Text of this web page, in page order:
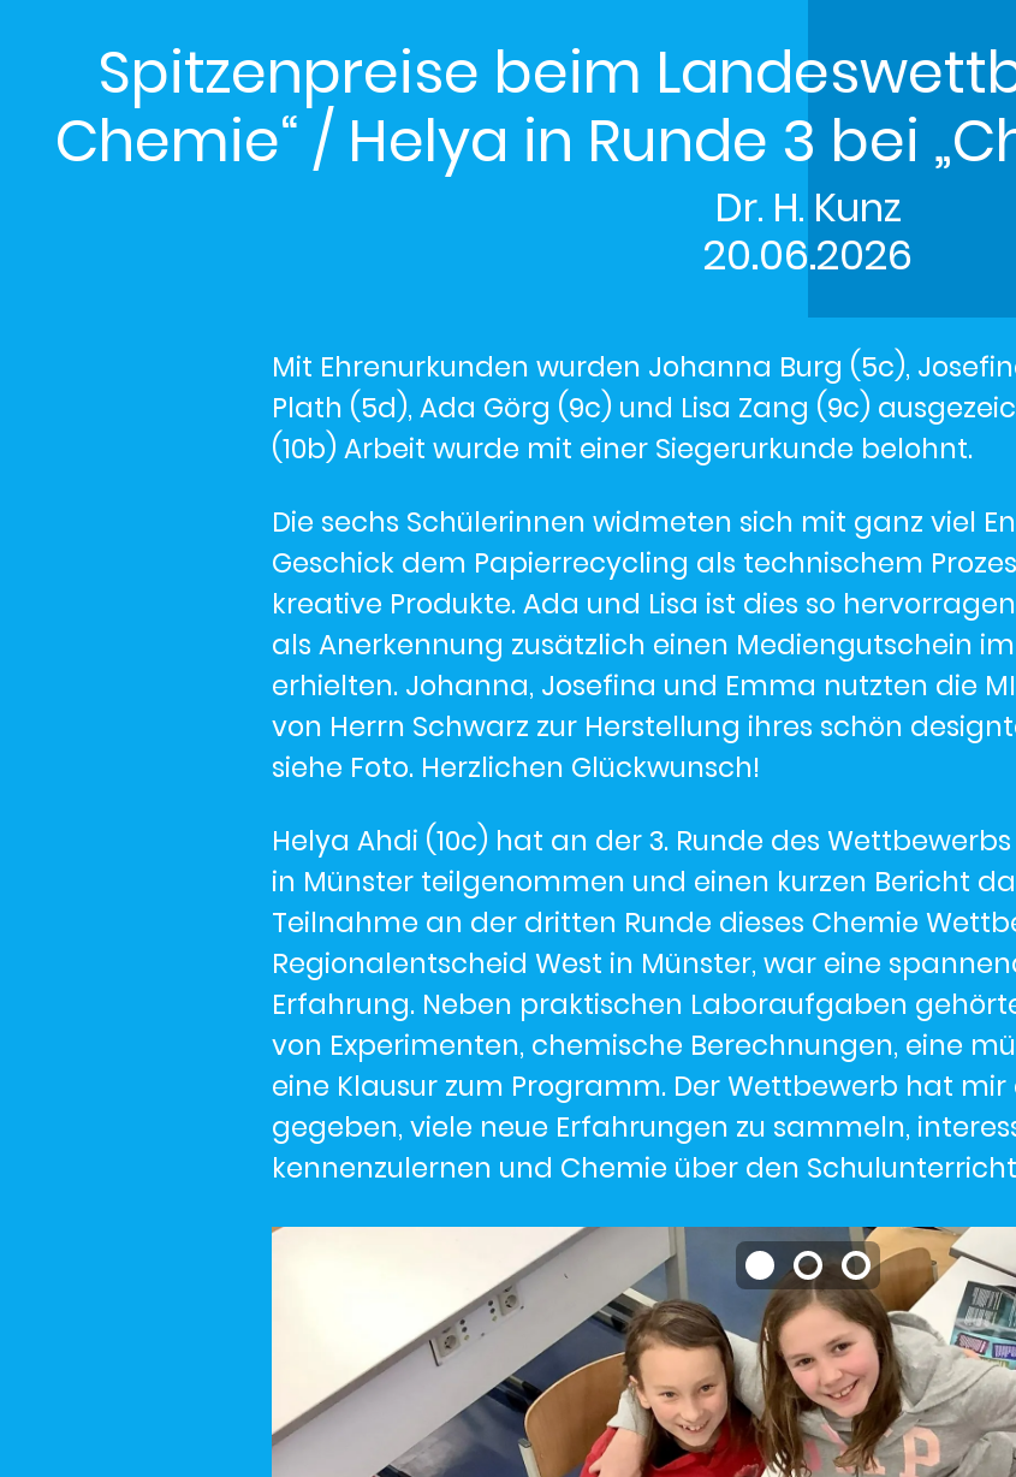
Spitzenpreise beim
Chemie“ / Helya in Runde 3 bei
Dr. H. Kunz
20.06.2026
Mit Ehrenurkunden wurden Johanna Burg (5c),
Plath (5d), Ada Görg (9c) und Lisa Zang (9c)
(10b) Arbeit wurde mit einer Siegerurkunde belohnt.
Die sechs Schülerinnen widmeten sich mit ganz viel
Geschick dem Papierrecycling als technischem
kreative Produkte. Ada und Lisa ist dies so
als Anerkennung zusätzlich einen Mediengutschein
erhielten. Johanna, Josefina und Emma nutzten die
von Herrn Schwarz zur Herstellung ihres schön
siehe Foto. Herzlichen Glückwunsch!
Helya Ahdi (10c) hat an der 3. Runde des
in Münster teilgenommen und einen kurzen Bericht
Teilnahme an der dritten Runde dieses Chemie
Regionalentscheid West in Münster, war eine
Erfahrung. Neben praktischen Laboraufgaben
von Experimenten, chemische Berechnungen, eine
eine Klausur zum Programm. Der Wettbewerb hat
gegeben, viele neue Erfahrungen zu sammeln,
kennenzulernen und Chemie über den